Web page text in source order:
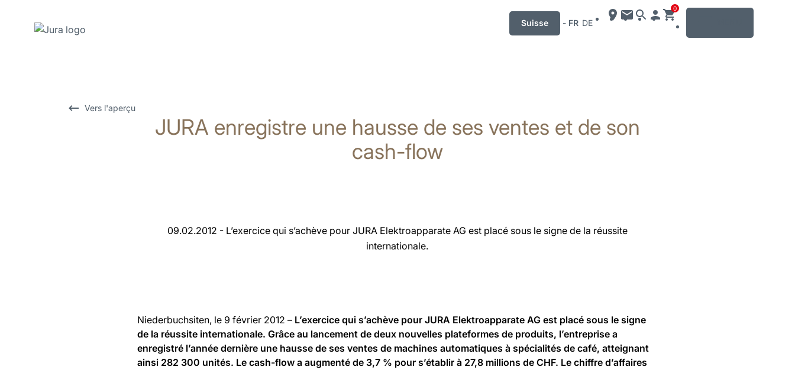
Suisse - FR DE
0
Vers l'aperçu
JURA enregistre une hausse de ses ventes et de son
cash-flow
09.02.2012 - L’exercice qui s’achève pour JURA Elektroapparate AG est placé sous le signe de la réussite
internationale.
Niederbuchsiten, le 9 février 2012 – L’exercice qui s’achève pour JURA Elektroapparate AG est placé sous le signe
de la réussite internationale. Grâce au lancement de deux nouvelles plateformes de produits, l’entreprise a
enregistré l’année dernière une hausse de ses ventes de machines automatiques à spécialités de café, atteignant
ainsi 282 300 unités. Le cash-flow a augmenté de 3,7 % pour s’établir à 27,8 millions de CHF. Le chiffre d’affaires